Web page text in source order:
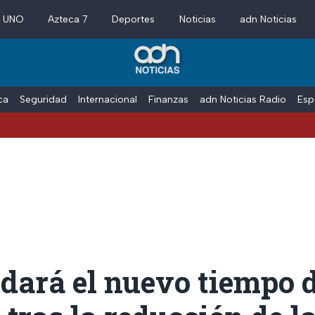
Azteca 7 Deportes Noticias adn Noticias
Seguridad Internacional Finanzas adn Noticias Radio
el nuevo tiempo